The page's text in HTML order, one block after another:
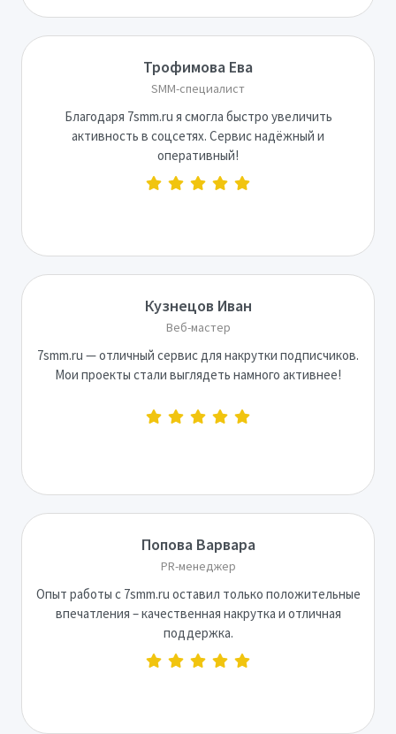
Трофимова Ева
SMM-специалист
Благодаря 7smm.ru я смогла быстро увеличить
активность в соцсетях. Сервис надёжный и
оперативный!
Кузнецов Иван
Веб-мастер
7smm.ru — отличный сервис для накрутки подписчиков.
Мои проекты стали выглядеть намного активнее!
Попова Варвара
PR-менеджер
Опыт работы с 7smm.ru оставил только положительные
впечатления – качественная накрутка и отличная
поддержка.